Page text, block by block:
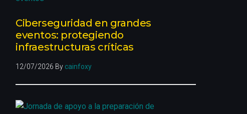
Ciberseguridad en grandes
eventos: protegiendo
infraestructuras críticas
12/07/2026 By cainfoxy